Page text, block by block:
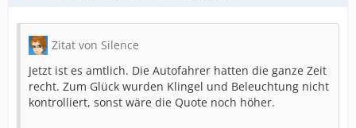
Zitat von Silence
Jetzt ist es amtlich. Die Autofahrer hatten die ganze Zeit
recht. Zum Glück wurden Klingel und Beleuchtung nicht
kontrolliert, sonst wäre die Quote noch höher.